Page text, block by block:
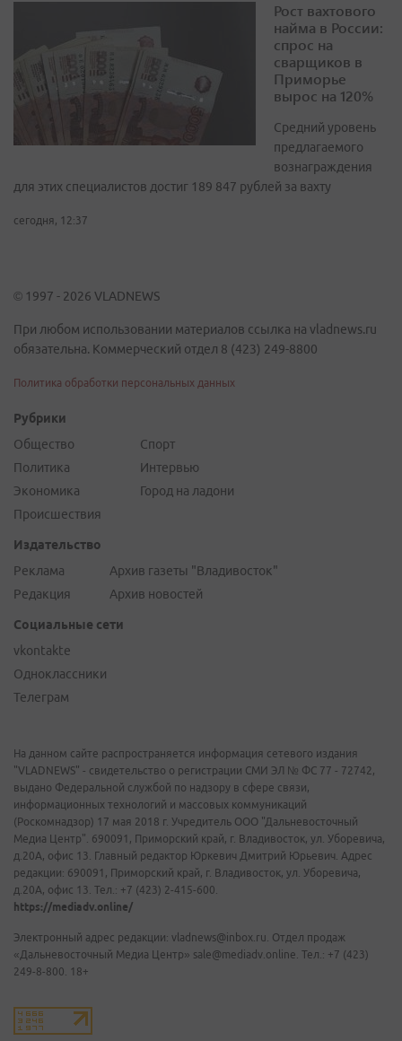
Рост вахтового
найма в России:
спрос на
сварщиков в
Приморье
вырос на 120%
Средний уровень
предлагаемого
вознаграждения
для этих специалистов достиг 189 847 рублей за вахту
сегодня, 12:37
© 1997 - 2026 VLADNEWS
При любом использовании материалов ссылка на vladnews.ru
обязательна. Коммерческий отдел 8 (423) 249-8800
Политика обработки персональных данных
Рубрики
Общество
Политика
Экономика
Происшествия
Спорт
Интервью
Город на ладони
Издательство
Реклама
Редакция
Архив газеты "Владивосток"
Архив новостей
Социальные сети
vkontakte
Одноклассники
Телеграм
На данном сайте распространяется информация сетевого издания
"VLADNEWS" - свидетельство о регистрации СМИ ЭЛ № ФС 77 - 72742,
выдано Федеральной службой по надзору в сфере связи,
информационных технологий и массовых коммуникаций
(Роскомнадзор) 17 мая 2018 г. Учредитель ООО "Дальневосточный
Медиа Центр". 690091, Приморский край, г. Владивосток, ул. Уборевича,
д.20А, офис 13. Главный редактор Юркевич Дмитрий Юрьевич. Адрес
редакции: 690091, Приморский край, г. Владивосток, ул. Уборевича,
д.20А, офис 13. Тел.: +7 (423) 2-415-600.
https://mediadv.online/
Электронный адрес редакции: vladnews@inbox.ru. Отдел продаж
«Дальневосточный Медиа Центр» sale@mediadv.online. Тел.: +7 (423)
249-8-800. 18+